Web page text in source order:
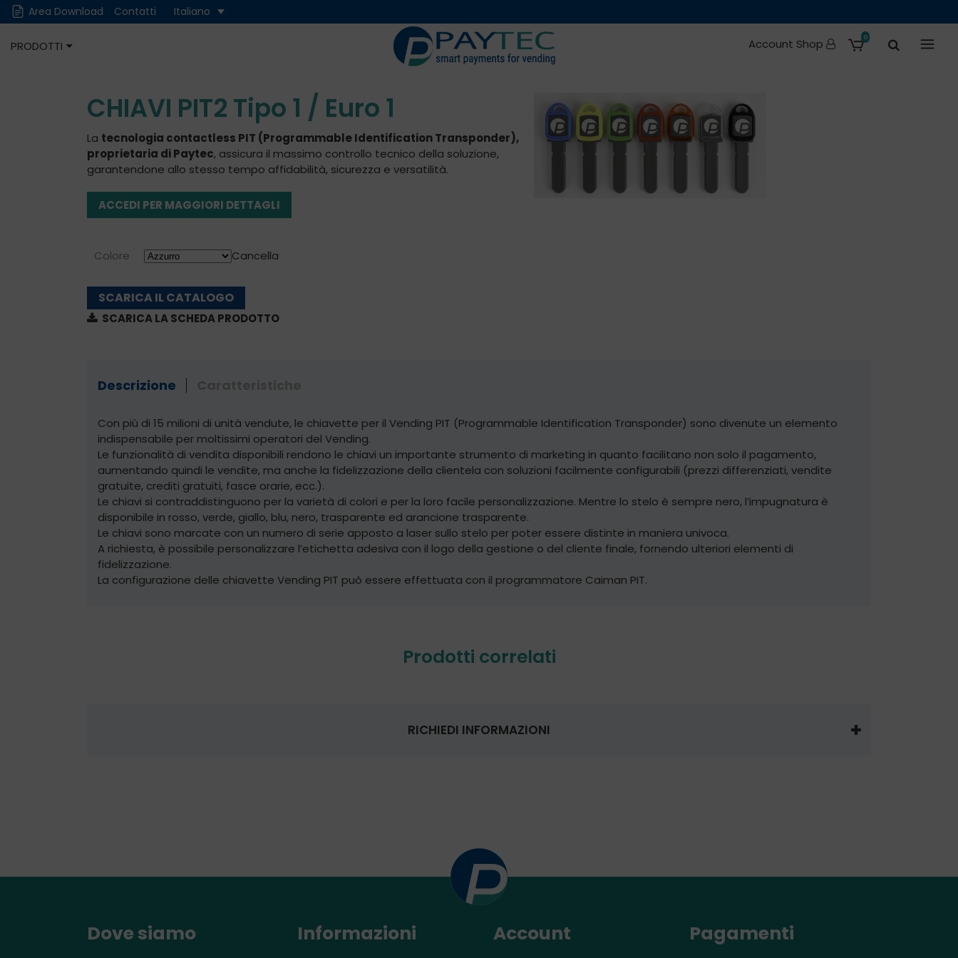
Area Download Contatti Italiano
PRODOTTI
Cash Digitali Occasioni
Account Shop 0
CHIAVI PIT2 Tipo 1 / Euro 1
La tecnologia contactless PIT (Programmable Identification Transponder),
proprietaria di Paytec, assicura il massimo controllo tecnico della soluzione,
garantendone allo stesso tempo affidabilità, sicurezza e versatilità.
ACCEDI PER MAGGIORI DETTAGLI
Colore Cancella
SCARICA IL CATALOGO
SCARICA LA SCHEDA PRODOTTO
Descrizione
Con più di 15 milioni di unità vendute, le chiavette per il Vending PIT (Programmable Identification Transponder) sono divenute un elemento
indispensabile per moltissimi operatori del Vending.
Le funzionalità di vendita disponibili rendono le chiavi un importante strumento di marketing in quanto facilitano non solo il pagamento,
aumentando quindi le vendite, ma anche la fidelizzazione della clientela con soluzioni facilmente configurabili (prezzi differenziati, vendite
gratuite, crediti gratuiti, fasce orarie, ecc.).
Le chiavi si contraddistinguono per la varietà di colori e per la loro facile personalizzazione. Mentre lo stelo è sempre nero, l’impugnatura è
disponibile in rosso, verde, giallo, blu, nero, trasparente ed arancione trasparente.
Le chiavi sono marcate con un numero di serie apposto a laser sullo stelo per poter essere distinte in maniera univoca.
A richiesta, è possibile personalizzare l’etichetta adesiva con il logo della gestione o del cliente finale, fornendo ulteriori elementi di
fidelizzazione.
La configurazione delle chiavette Vending PIT può essere effettuata con il programmatore Caiman PIT.
Prodotti correlati
RICHIEDI INFORMAZIONI
Dove siamo Informazioni Account Pagamenti